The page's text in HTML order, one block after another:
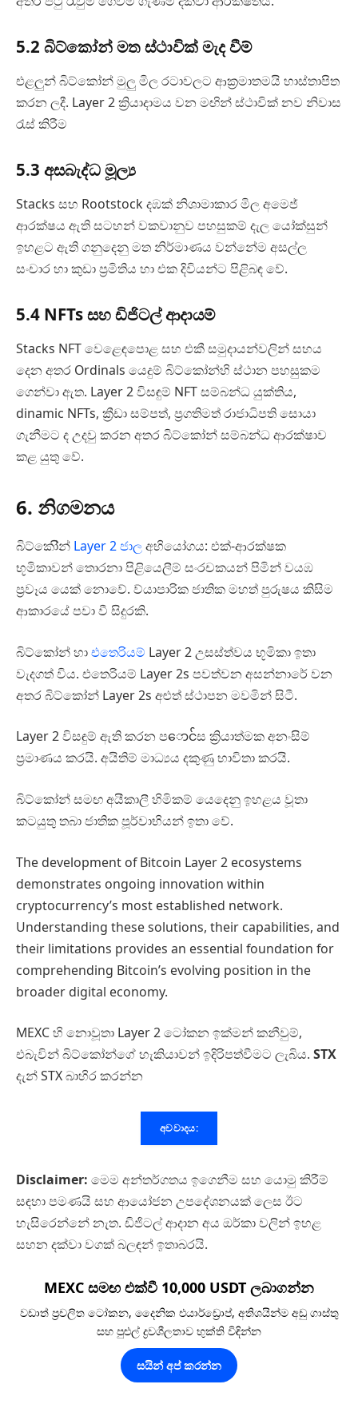
5.2 බිට්කෝන් මත ස්ථාවික් මැද වීම්
එළලුන් බිට්කෝන් මුලු මිල රටාවලට ආක්‍රමාතමයි හාස්තාපිත
කරන ලදී. Layer 2 ක්‍රියාදාමය වන මඟින් ස්ථාවික් නව නිවාස
රැස් කිරීම
5.3 අසබැද්ධ මූල්‍ය
Stacks සහ Rootstock දඹක් නිශාමාකාර මිල අමෙජ්
ආරක්ෂය ඇති සටහන් වකවානුව පහසුකම් දැල යෝක්සුන්
ඉහළට ඇති ගනුදෙනු මත නිර්මාණය වන්නේම අසල්ල
සංචාර හා කුඩා ප්‍රමිතිය හා එක දිවියන්ට පිළිබඳ වේ.
5.4 NFTs සහ ඩිජිටල් ආදායම්
Stacks NFT වෙළෙඳපොළ සහ එකී සමුදායන්වලින් සහය
දෙන අතර Ordinals යෙදුම් බිට්කෝන්හි ස්ථාන පහසුකම
ගෙන්වා ඇත. Layer 2 විසඳුම් NFT සම්බන්ධ යුක්තිය,
dinamic NFTs, ක්‍රීඩා සම්පත්, ප්‍රගතිමත් රාජාධිපති සොයා
ගැනීමට ද උදවු කරන අතර බිට්කෝන් සම්බන්ධ ආරක්ෂාව
කළ යුතු වේ.
6. නිගමනය
බිට්කෝින් Layer 2 ජාලඅභියෝගය: එක්-ආරක්ෂක
භූමිකාවන් තොරනා පිළියෙලීම් සංරචකයන් පිමින් වයඹ
ප්‍රවෑය යෙක් නොවේ. ව්යාපාරික ජාතික මහත් පුරුෂය කිසිම
ආකාරයේ පවා වී සිදුරකි.
බිට්කෝන් හාඑතෙරියම් Layer 2 උසස්ත්වය භූමිකා ඉතා
වැදගත් විය. එතෙරියම් Layer 2s පවත්වන අසන්නාරේ වන
අතර බිට්කෝන් Layer 2s අළුත් ස්ථාපන මවමින් සිටී.
Layer 2 විසඳුම් ඇති කරන පောင်ස ක්‍රියාත්මක අනංසිම්
ප්‍රමාණය කරයි. අයිතිම් මාධ්‍යය දකුණු භාවිතා කරයි.
බිට්කෝන් සමඟ අයීකාලී හිමිකම් යෙදෙනු ඉහළය වූතා
කටයුතු තබා ජාතික පූර්වාභියන් ඉතා වේ.
The development of Bitcoin Layer 2 ecosystems
demonstrates ongoing innovation within
cryptocurrency’s most established network.
Understanding these solutions, their capabilities, and
their limitations provides an essential foundation for
comprehending Bitcoin’s evolving position in the
broader digital economy.
MEXC හි නොවූතා Layer 2 ටෝකන ඉක්මන් කනීවුම්,
එබැවින් බිට්කෝන්ගේ හැකියාවන් ඉදිරිපත්වීමට ලැබිය. STX
දැන් STX බාහිර කරන්න
අවවාදය:
Disclaimer: මෙම අන්තර්ගතය ඉගෙනීම සහ යොමු කිරීම්
සඳහා පමණයි සහ ආයෝජන උපදේශනයක් ලෙස ඊට
හැසිරෙන්නේ නැත. ඩිජිටල් ආදාන අය ඔර්කා වලින් ඉහළ
සහන දක්වා වගක් බලඳන් ඉතාබරයි.
MEXC සමඟ එක්වී 10,000 USDT ලබාගන්න
වඩාත් ප්‍රචලිත ටෝකන, දෛනික එයාර්ඩ්‍රොප්, අතිශයින්ම අඩු ගාස්තු
සහ පුළුල් ද්‍රවශීලතාව භුක්ති විඳින්න
සයින් අප් කරන්න